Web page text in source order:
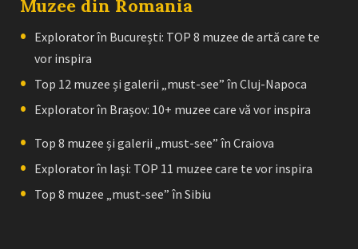
Muzee din Romania
Explorator în București: TOP 8 muzee de artă care te
vor inspira
Top 12 muzee și galerii „must-see” în Cluj-Napoca
Explorator în Brașov: 10+ muzee care vă vor inspira
Top 8 muzee și galerii „must-see” în Craiova
Explorator în Iași: TOP 11 muzee care te vor inspira
Top 8 muzee „must-see” în Sibiu